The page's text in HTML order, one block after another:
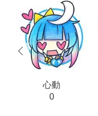
心動
0
prev